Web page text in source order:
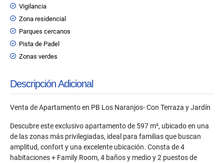
Vigilancia
Zona residencial
Parques cercanos
Pista de Padel
Zonas verdes
Descripción Adicional
Venta de Apartamento en PB Los Naranjos- Con Terraza y Jardín
Descubre este exclusivo apartamento de 597 m², ubicado en una
de las zonas más privilegiadas, ideal para familias que buscan
amplitud, confort y una excelente ubicación. Consta de 4
habitaciones + Family Room, 4 baños y medio y 2 puestos de